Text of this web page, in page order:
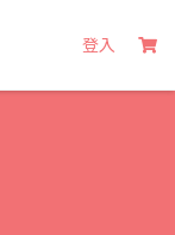
登入